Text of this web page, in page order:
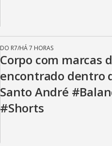
DO R7/HÁ 7 HORAS
Corpo com marcas
encontrado dentro
Santo André
#Shorts